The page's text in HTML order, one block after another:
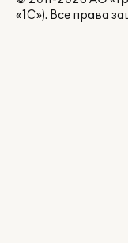
«1С»). Все права